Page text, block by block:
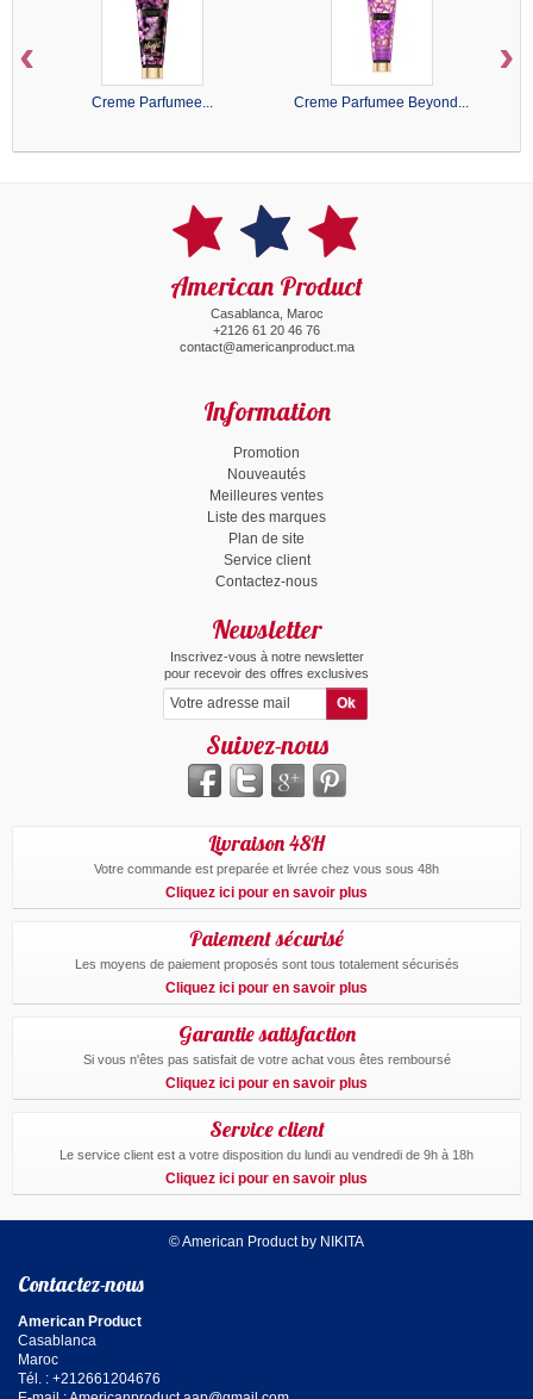
Creme Parfumee... Creme Parfumee Beyond...
‹ ›
American Product
Casablanca, Maroc
+2126 61 20 46 76
contact@americanproduct.ma
Information
Promotion
Nouveautés
Meilleures ventes
Liste des marques
Plan de site
Service client
Contactez-nous
Newsletter
Inscrivez-vous à notre newsletter
pour recevoir des offres exclusives
Suivez-nous
Livraison 48H
Votre commande est preparée et livrée chez vous sous 48h
Cliquez ici pour en savoir plus
Paiement sécurisé
Les moyens de paiement proposés sont tous totalement sécurisés
Cliquez ici pour en savoir plus
Garantie satisfaction
Si vous n'êtes pas satisfait de votre achat vous êtes remboursé
Cliquez ici pour en savoir plus
Service client
Le service client est a votre disposition du lundi au vendredi de 9h à 18h
Cliquez ici pour en savoir plus
© American Product by NIKITA
Contactez-nous
American Product
Casablanca
Maroc
Tél. : +212661204676